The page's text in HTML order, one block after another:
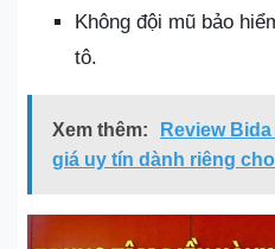
Không đội mũ bảo
tô.
Xem thêm:
Review
giá uy tín dành riêng